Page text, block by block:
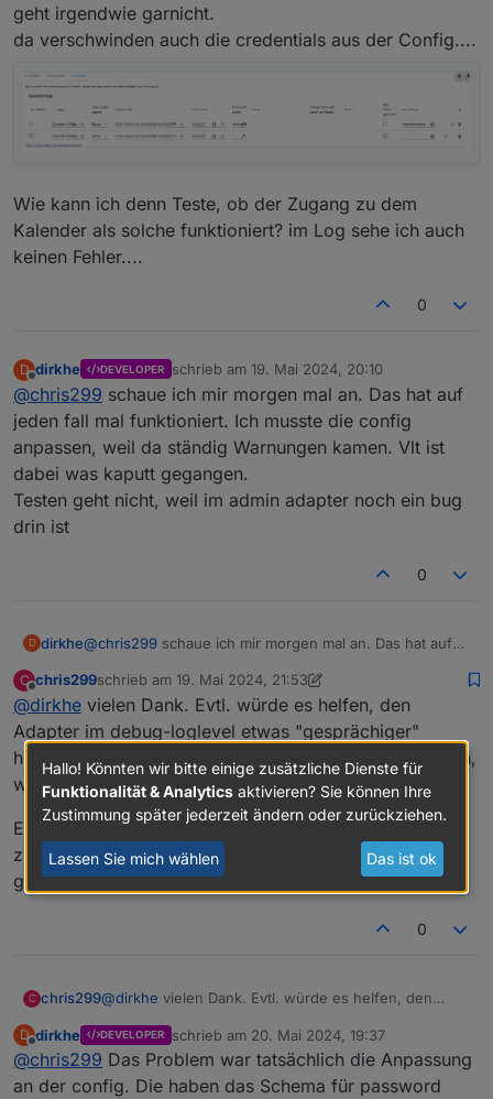
geht irgendwie garnicht.
da verschwinden auch die credentials aus der Config....
Wie kann ich denn Teste, ob der Zugang zu dem
Kalender als solche funktioniert? im Log sehe ich auch
keinen Fehler....
0
D
Offline
dirkhe DEVELOPER schrieb am 19. Mai 2024, 20:10
zuletzt editiert von
@chris299 schaue ich mir morgen mal an. Das hat auf
jeden fall mal funktioniert. Ich musste die config
anpassen, weil da ständig Warnungen kamen. Vlt ist
dabei was kaputt gegangen.
Testen geht nicht, weil im admin adapter noch ein bug
drin ist
0
D dirkhe@chris299 schaue ich mir morgen mal an. Das hat auf
anpassen, weil da ständig Warnungen kamen. Vlt ist
dabei was kaputt gegangen.
Testen geht nicht, weil im admin adapter noch ein bug
drin ist
C
Offline
chris299schrieb am 19. Mai 2024, 21:53
zuletzt editiert von chris299
@dirkhe vielen Dank. Evtl. würde es helfen, den
Adapter im debug-loglevel etwas "gesprächiger"
hinsichtlich der Connectivity zu machen, z.b. ausgeben,
wenn er sich verbindet und ob das erfolgreich war....
EDIT: im Debug log sehe ich überhaupt nichts zu dem
zweiten Kalender. sieht ganz so aus als würde der
garnicht abgearbeitet....
0
C chris299@dirkhe vielen Dank. Evtl. würde es helfen, den
hinsichtlich der Connectivity zu machen, z.b.
ausgeben, wenn er sich verbindet und ob das
erfolgreich war....
EDIT: im Debug log sehe ich überhaupt nichts zu dem
zweiten Kalender. sieht ganz so aus als würde der
garnicht abgearbeitet....
D
Offline
dirkhe DEVELOPER schrieb am 20. Mai 2024, 19:37
zuletzt editiert von
@chris299 Das Problem war tatsächlich die Anpassung
an der config. Die haben das Schema für password
Hallo! Könnten wir bitte einige zusätzliche Dienste für
Funktionalität & Analytics aktivieren? Sie können Ihre
Zustimmung später jederzeit ändern oder zurückziehen.
Lassen Sie mich wählen Das ist ok